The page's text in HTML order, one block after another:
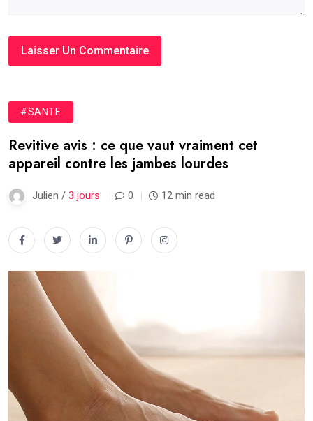
#SANTE
Revitive avis : ce que vaut vraiment cet
appareil contre les jambes lourdes
Julien / 3 jours 0 12 min read